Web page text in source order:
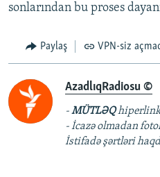
sonlarından bu proses
Paylaş VPN-siz
AzadlıqRadiosu ©
-MÜTLƏQ
- İcazə olmadan
İstifadə şərtləri